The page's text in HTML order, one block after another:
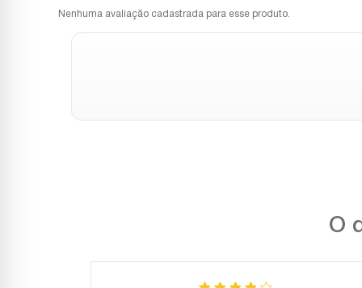
Nenhuma avaliação cadastrada para esse produto.
O